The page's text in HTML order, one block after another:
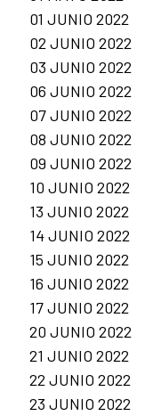
01 JUNIO 2022
02 JUNIO 2022
03 JUNIO 2022
06 JUNIO 2022
07 JUNIO 2022
08 JUNIO 2022
09 JUNIO 2022
10 JUNIO 2022
13 JUNIO 2022
14 JUNIO 2022
15 JUNIO 2022
16 JUNIO 2022
17 JUNIO 2022
20 JUNIO 2022
21 JUNIO 2022
22 JUNIO 2022
23 JUNIO 2022